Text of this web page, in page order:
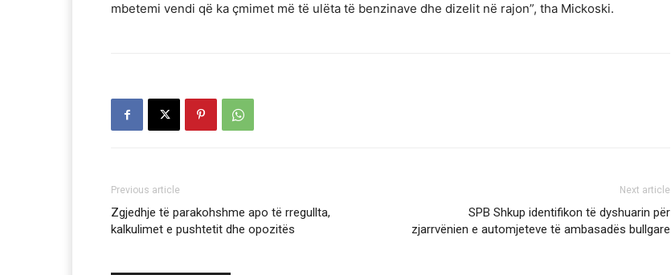
mbetemi vendi që ka çmimet më të ulëta të benzinave dhe dizelit në rajon”, tha Mickoski.
Previous article
Zgjedhje të parakohshme apo të rregullta,
kalkulimet e pushtetit dhe opozitës
Next article
SPB Shkup identifikon të dyshuarin për
zjarrvënien e automjeteve të ambasadës bullgare